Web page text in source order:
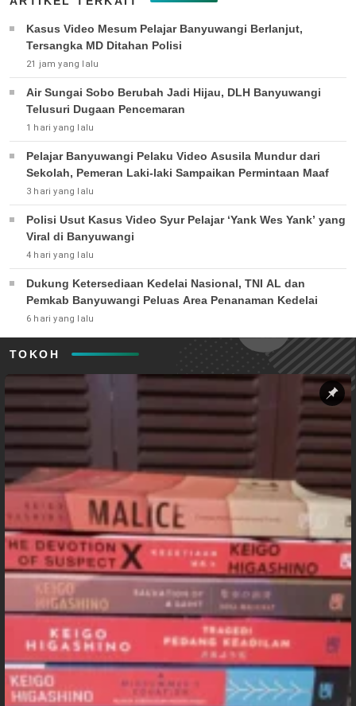
Kasus Video Mesum Pelajar Banyuwangi Berlanjut,
Tersangka MD Ditahan Polisi
21 jam yang lalu
Air Sungai Sobo Berubah Jadi Hijau, DLH Banyuwangi
Telusuri Dugaan Pencemaran
1 hari yang lalu
Pelajar Banyuwangi Pelaku Video Asusila Mundur dari
Sekolah, Pemeran Laki-laki Sampaikan Permintaan Maaf
3 hari yang lalu
Polisi Usut Kasus Video Syur Pelajar ‘Yank Wes Yank’ yang
Viral di Banyuwangi
4 hari yang lalu
Dukung Ketersediaan Kedelai Nasional, TNI AL dan
Pemkab Banyuwangi Peluas Area Penanaman Kedelai
6 hari yang lalu
TOKOH